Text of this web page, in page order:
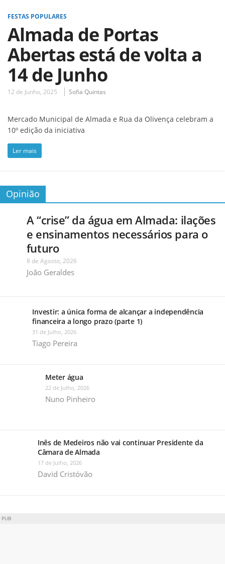
FESTAS POPULARES
Almada de Portas
Abertas está de volta a
14 de Junho
12 de Junho, 2025 Sofia Quintas
Mercado Municipal de Almada e Rua da Olivença celebram a
10º edição da iniciativa
Ler mais
Opinião
A “crise” da água em Almada: ilações
e ensinamentos necessários para o
futuro
8 de Agosto, 2026
João Geraldes
Investir: a única forma de alcançar a independência
financeira a longo prazo (parte 1)
31 de Julho, 2026
Tiago Pereira
Meter água
22 de Julho, 2026
Nuno Pinheiro
Inês de Medeiros não vai continuar Presidente da
Câmara de Almada
17 de Julho, 2026
David Cristóvão
PUB